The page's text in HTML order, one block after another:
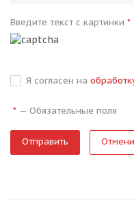
Введите текст с картинки *
Я согласен на
* — Обязательные поля